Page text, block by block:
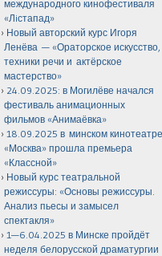
международного кинофестиваля
«Лiстапад»
Новый авторский курс Игоря
Ленёва — «Ораторское искусство,
техники речи и актёрское
мастерство»
24.09.2025: в Могилёве начался
фестиваль анимационных
фильмов «Анимаёвка»
18.09.2025 в минском
«Москва» прошла премьера
«Классной»
Новый курс театральной
режиссуры: «Основы режиссуры.
Анализ пьесы и замысел
спектакля»
1—6.04.2025 в Минске пройдёт
неделя белорусской драматургии